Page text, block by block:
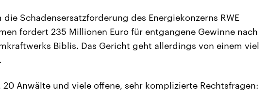
die Schadensersatzforderung des Energiekonzerns RWE
fordert 235 Millionen Euro für entgangene Gewinne nach
Biblis. Das Gericht geht allerdings von einem viel
Anwälte und viele offene, sehr komplizierte Rechtsfragen: